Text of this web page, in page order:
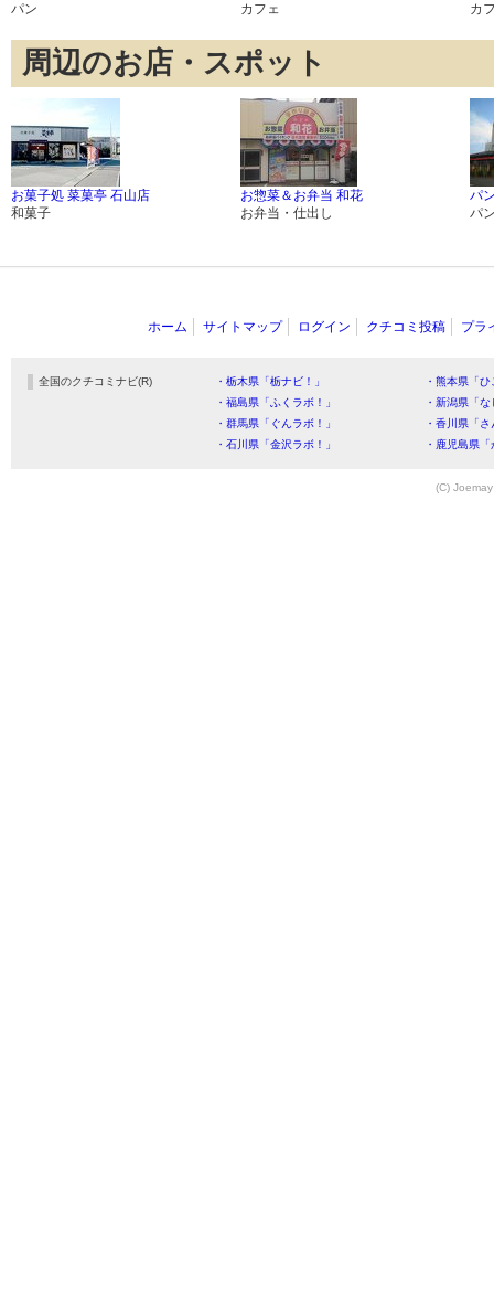
パン
カフェ
カ
周辺のお店・スポット
お菓子処 菜菓亭 石山店
和菓子
お惣菜＆お弁当 和花
お弁当・仕出し
パ
パ
ホーム サイトマップ ログイン クチコミ投稿 プラ
全国のクチコミナビ(R) ・栃木県「栃ナビ！」
・熊本県「
・福島県「ふくラボ！」
・新潟県「
・群馬県「ぐんラボ！」
・香川県「
・石川県「金沢ラボ！」
・鹿児島県
(C)